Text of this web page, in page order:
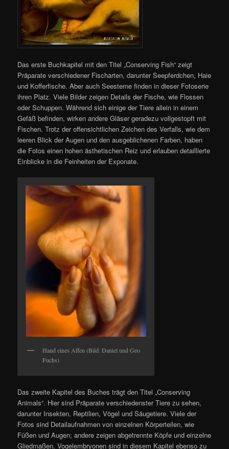
Das erste Buchkapitel mit den Titel „Conserving Fish“ zeigt
Präparate verschiedener Fischarten, darunter Seepferdchen, Haie
und Kofferfische. Aber auch Seesterne finden in dieser Fotoserie
ihren Platz. Viele Bilder zeigen Details der Fische, wie Flossen
oder Schuppen. Während sich einige der Tiere allein in einem
Gefäß befinden, wirken andere Gläser geradezu vollgestopft mit
Fischen. Trotz der offensichtlichen Zeichen des Verfalls, wie dem
leeren Blick der Augen und den ausgeblichenen Farben, haben
die Fotos einen hohen ästhetischen Reiz und erlauben detaillierte
Einblicke in die Feinheiten der Exponate.
Hand eines Affen (Bild: Daniel und Geo
Fuchs)
Das zweite Kapitel des Buches trägt den Titel „Conserving
Animals“. Hier sind Präparate verschiedenster Tiere zu sehen,
darunter Insekten, Reptilien, Vögel und Säugetiere. Viele der
Fotos sind Detailaufnahmen von einzelnen Körperteilen, wie
Füßen und Augen; andere zeigen abgetrennte Köpfe und einzelne
Gliedmaßen. Vogelembryonen sind in diesem Kapitel ebenso zu